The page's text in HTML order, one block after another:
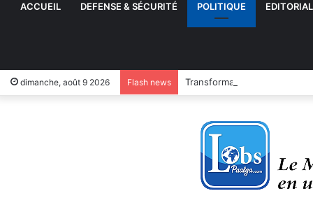
ACCUEIL DEFENSE & SÉCURITÉ POLITIQUE EDITORIAL
dimanche, août 9 2026 Flash news Transformation numérique :